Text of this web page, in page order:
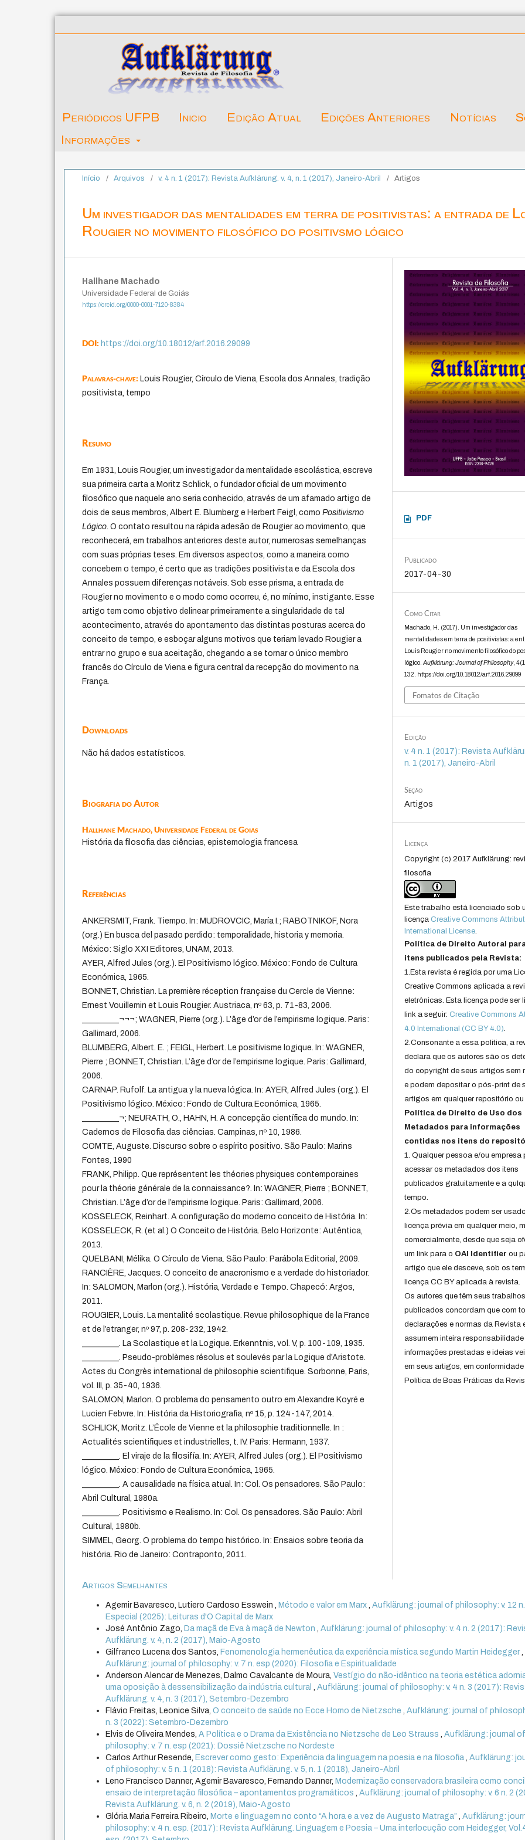
Periódicos UFPB Inicio Edição Atual Edições Anteriores Notícias
Informações
Início / Arquivos / v. 4 n. 1 (2017): Revista Aufklärung. v. 4, n. 1 (2017), Janeiro-Abril / Artigos
Um investigador das mentalidades em terra de positivistas: a entrada de
Rougier no movimento filosófico do positivsmo lógico
Hallhane Machado
Universidade Federal de Goiás
https://orcid.org/0000-0001-7120-8384
DOI:https://doi.org/10.18012/arf.2016.29099
Palavras-chave:Louis Rougier, Círculo de Viena, Escola dos Annales, tradição
positivista, tempo
Resumo
Em 1931, Louis Rougier, um investigador da mentalidade escolástica, escreve
sua primeira carta a Moritz Schlick, o fundador oficial de um movimento
filosófico que naquele ano seria conhecido, através de um afamado artigo de
dois de seus membros, Albert E. Blumberg e Herbert Feigl, comoPositivismo
Lógico. O contato resultou na rápida adesão de Rougier ao movimento, que
reconhecerá, em trabalhos anteriores deste autor, numerosas semelhanças
com suas próprias teses. Em diversos aspectos, como a maneira como
concebem o tempo, é certo que as tradições positivista e da Escola dos
Annales possuem diferenças notáveis. Sob esse prisma, a entrada de
Rougier no movimento e o modo como ocorreu, é, no mínimo, instigante. Esse
artigo tem como objetivo delinear primeiramente a singularidade de tal
acontecimento, através do apontamento das distintas posturas acerca do
conceito de tempo, e esboçar alguns motivos que teriam levado Rougier a
entrar no grupo e sua aceitação, chegando a se tornar o único membro
francês do Círculo de Viena e figura central da recepção do movimento na
França.
Downloads
Não há dados estatísticos.
Biografia do Autor
Hallhane Machado,Universidade Federal de Goiás
História da filosofia das ciências, epistemologia francesa
Referências
ANKERSMIT, Frank. Tiempo. In: MUDROVCIC, María I.; RABOTNIKOF, Nora
(org.) En busca del pasado perdido: temporalidade, historia y memoria.
México: Siglo XXI Editores, UNAM, 2013.
AYER, Alfred Jules (org.). El Positivismo lógico. México: Fondo de Cultura
Económica, 1965.
BONNET, Christian. La première réception française du Cercle de Vienne:
Ernest Vouillemin et Louis Rougier. Austriaca, nº 63, p. 71-83, 2006.
_________¬¬¬; WAGNER, Pierre (org.). L’âge d’or de l’empirisme logique. Paris:
Gallimard, 2006.
BLUMBERG, Albert. E. ; FEIGL, Herbert. Le positivisme logique. In: WAGNER,
Pierre ; BONNET, Christian. L’âge d’or de l’empirisme logique. Paris: Gallimard,
2006.
CARNAP. Rufolf. La antigua y la nueva lógica. In: AYER, Alfred Jules (org.). El
Positivismo lógico. México: Fondo de Cultura Económica, 1965.
_________¬; NEURATH, O., HAHN, H. A concepção científica do mundo. In:
Cadernos de Filosofia das ciências. Campinas, nº 10, 1986.
COMTE, Auguste. Discurso sobre o espírito positivo. São Paulo: Marins
Fontes, 1990
FRANK, Philipp. Que représentent les théories physiques contemporaines
pour la théorie générale de la connaissance?. In: WAGNER, Pierre ; BONNET,
Christian. L’âge d’or de l’empirisme logique. Paris: Gallimard, 2006.
KOSSELECK, Reinhart. A configuração do moderno conceito de História. In:
KOSSELECK, R. (et al.) O Conceito de História. Belo Horizonte: Autêntica,
2013.
QUELBANI, Mélika. O Círculo de Viena. São Paulo: Parábola Editorial, 2009.
RANCIÈRE, Jacques. O conceito de anacronismo e a verdade do historiador.
In: SALOMON, Marlon (org.). História, Verdade e Tempo. Chapecó: Argos,
2011.
ROUGIER, Louis. La mentalité scolastique. Revue philosophique de la France
et de l’etranger, nº 97, p. 208-232, 1942.
_________. La Scolastique et la Logique. Erkenntnis, vol. V, p. 100-109, 1935.
_________. Pseudo-problèmes résolus et soulevés par la Logique d’Aristote.
Actes du Congrès international de philosophie scientifique. Sorbonne, Paris,
vol. III, p. 35-40, 1936.
SALOMON, Marlon. O problema do pensamento outro em Alexandre Koyré e
Lucien Febvre. In: História da Historiografia, nº 15, p. 124-147, 2014.
SCHLICK, Moritz. L’École de Vienne et la philosophie traditionnelle. In :
Actualités scientifiques et industrielles, t. IV. Paris: Hermann, 1937.
_________. El viraje de la filosifía. In: AYER, Alfred Jules (org.). El Positivismo
lógico. México: Fondo de Cultura Económica, 1965.
_________. A causalidade na física atual. In: Col. Os pensadores. São Paulo:
Abril Cultural, 1980a.
_________. Positivismo e Realismo. In: Col. Os pensadores. São Paulo: Abril
Cultural, 1980b.
SIMMEL, Georg. O problema do tempo histórico. In: Ensaios sobre teoria da
história. Rio de Janeiro: Contraponto, 2011.
PDF
Publicado
2017-04-30
Como Citar
Machado, H. (2017). Um investigador das
mentalidades em terra de positivistas: a
Louis Rougier no movimento filosófico do
lógico.Aufklärung: Journal of Philosophy,4
132. https://doi.org/10.18012/arf.2016.29099
Fomatos de Citação
Edição
v. 4 n. 1 (2017): Revista
n. 1 (2017), Janeiro-Abril
Seção
Artigos
Licença
Copyright (c) 2017 Aufklärung:
filosofia
Este trabalho está licenciado sob
licençaCreative Commons
International License.
Política de Direito Autoral
itens publicados pela Revista:
1.Esta revista é regida por uma
Creative Commons aplicada a
eletrônicas. Esta licença pode ser
link a seguir:Creative Commons
4.0 International (CC BY 4.0).
2.Consonante a essa politica, a
declara que os autores são os
do copyright de seus artigos sem
e podem depositar o pós-print de
artigos em qualquer repositório ou
Política de Direito de Uso dos
Metadados para informações
contidas nos itens do
1. Qualquer pessoa e/ou empresa
acessar os metadados dos itens
publicados gratuitamente e a
tempo.
2.Os metadados podem ser
licença prévia em qualquer meio,
comercialmente, desde que seja
um link para o OAI Identifier ou
artigo que ele desceve, sob os
licença CC BY aplicada à revista.
Os autores que têm seus trabalhos
publicados concordam que com
declarações e normas da Revista
assumem inteira responsabilidade
informações prestadas e ideias
em seus artigos, em
Política de Boas Práticas da
Artigos Semelhantes
Agemir Bavaresco, Lutiero Cardoso Esswein , Método e valor em Marx,Aufklärung: journal of philosophy: v. 12 n.
Especial (2025): Leituras d'O Capital de Marx
José Antônio Zago, Da maçã de Eva à maçã de Newton,Aufklärung: journal of philosophy: v. 4 n. 2 (2017):
Aufklärung. v. 4, n. 2 (2017), Maio-Agosto
Gilfranco Lucena dos Santos, Fenomenologia hermenêutica da experiência mística segundo Martin Heidegger,
Aufklärung: journal of philosophy: v. 7 n. esp (2020): Filosofia e Espiritualidade
Anderson Alencar de Menezes, Dalmo Cavalcante de Moura,Vestígio do não-idêntico na teoria estética
uma oposição à dessensibilização da indústria cultural,Aufklärung: journal of philosophy: v. 4 n. 3 (2017):
Aufklärung. v. 4, n. 3 (2017), Setembro-Dezembro
Flávio Freitas, Leonice Silva,O conceito de saúde no Ecce Homo de Nietzsche,Aufklärung: journal of
n. 3 (2022): Setembro-Dezembro
Elvis de Oliveira Mendes,A Política e o Drama da Existência no Nietzsche de Leo Strauss,Aufklärung: journal of
philosophy: v. 7 n. esp (2021): Dossiê Nietzsche no Nordeste
Carlos Arthur Resende, Escrever como gesto: Experiência da linguagem na poesia e na filosofia,Aufklärung:
of philosophy: v. 5 n. 1 (2018): Revista Aufklärung. v. 5, n. 1 (2018), Janeiro-Abril
Leno Francisco Danner, Agemir Bavaresco, Fernando Danner, Modernização conservadora brasileira como
ensaio de interpretação filosófica – apontamentos programáticos,Aufklärung: journal of philosophy: v. 6 n. 2
Revista Aufklärung. v. 6, n. 2 (2019), Maio-Agosto
Glória Maria Ferreira Ribeiro, Morte e linguagem no conto “A hora e a vez de Augusto Matraga”,Aufklärung:
philosophy: v. 4 n. esp. (2017): Revista Aufklärung. Linguagem e Poesia – Uma interlocução com Heidegger,